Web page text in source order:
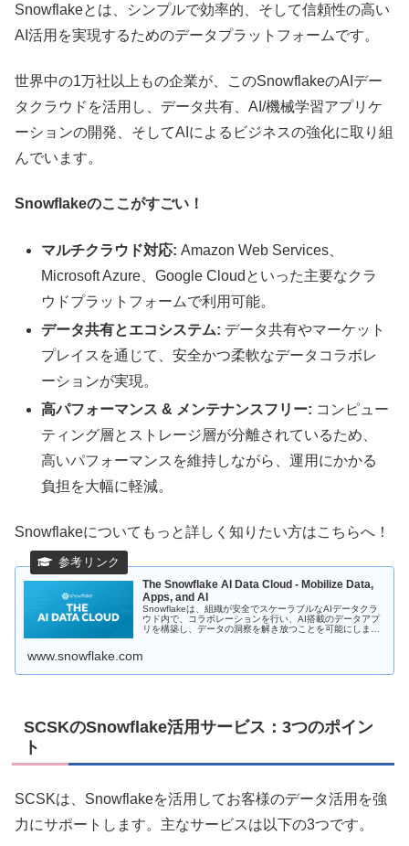
Snowflakeとは、シンプルで効率的、そして信頼性の高い
AI活用を実現するためのデータプラットフォームです。
世界中の1万社以上もの企業が、このSnowflakeのAIデー
タクラウドを活用し、データ共有、AI/機械学習アプリケ
ーションの開発、そしてAIによるビジネスの強化に取り組
んでいます。
Snowflakeのここがすごい！
マルチクラウド対応: Amazon Web Services、
Microsoft Azure、Google Cloudといった主要なクラ
ウドプラットフォームで利用可能。
データ共有とエコシステム: データ共有やマーケット
プレイスを通じて、安全かつ柔軟なデータコラボレ
ーションが実現。
高パフォーマンス & メンテナンスフリー: コンピュー
ティング層とストレージ層が分離されているため、
高いパフォーマンスを維持しながら、運用にかかる
負担を大幅に軽減。
Snowflakeについてもっと詳しく知りたい方はこちらへ！
The Snowflake AI Data Cloud - Mobilize Data,
Apps, and AI
Snowflakeは、組織が安全でスケーラブルなAIデータクラ
ウド内で、コラボレーションを行い、AI搭載のデータアプ
リを構築し、データの洞察を解き放つことを可能にしま
www.snowflake.com
SCSKのSnowflake活用サービス：3つのポイン
ト
SCSKは、Snowflakeを活用してお客様のデータ活用を強
力にサポートします。主なサービスは以下の3つです。